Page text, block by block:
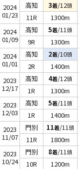
2024
01/23
高知 3着/12頭
11R
1300m
2024
01/09
高知 5着/11頭
9R
1300m
2024
01/01
高知 2着/10頭
2R
1400m
2023
12/17
高知 4着/12頭
1R
1300m
2023
12/03
高知 5着/11頭
1R
1400m
2023
11/07
門別 11着/11頭
11R
1800m
2023
10/24
門別 8着/11頭
10R
1200m